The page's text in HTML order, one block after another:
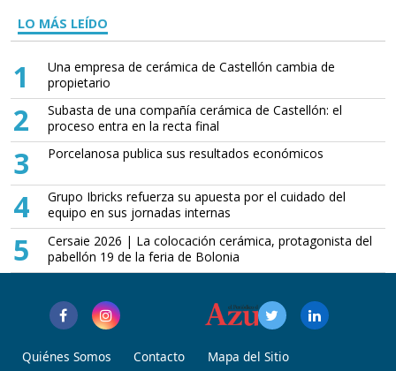
LO MÁS LEÍDO
1
Una empresa de cerámica de Castellón cambia de
propietario
2
Subasta de una compañía cerámica de Castellón: el
proceso entra en la recta final
3 Porcelanosa publica sus resultados económicos
4
Grupo Ibricks refuerza su apuesta por el cuidado del
equipo en sus jornadas internas
5
Cersaie 2026 | La colocación cerámica, protagonista del
pabellón 19 de la feria de Bolonia
Quiénes Somos Contacto Mapa del Sitio